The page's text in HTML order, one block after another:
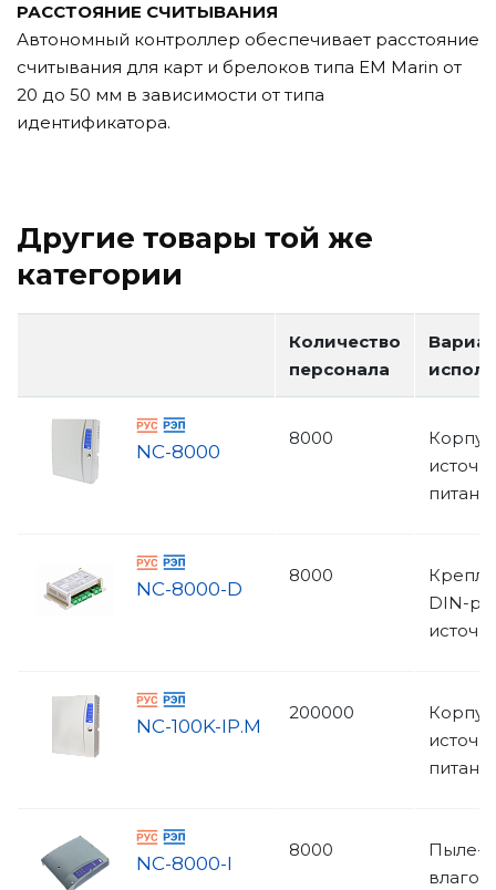
РАССТОЯНИЕ СЧИТЫВАНИЯ
Автономный контроллер обеспечивает расстояние
считывания для карт и брелоков типа EM Marin от
20 до 50 мм в зависимости от типа
идентификатора.
Другие товары той же
категории
Количество
персонала
NC-8000
8000
Корпус
NC-8000-D
8000
DIN-
NC-100K-IP.M
200000
Корпус
NC-8000-I
8000
Пыле-